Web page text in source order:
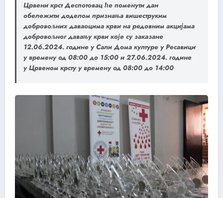
Црвени крст Деспотовац ће поменути дан
обележити доделом признања вишеструким
добровољних даваоцима крви на редовним акцијама
добровољног давању крви које су заказане
12.06.2024. године у Сали Дома културе у Ресавици
у времену од 08:00 до 15:00 и 27.06.2024. године
у Црвеном крсту у времену од 08:00 до 14:00